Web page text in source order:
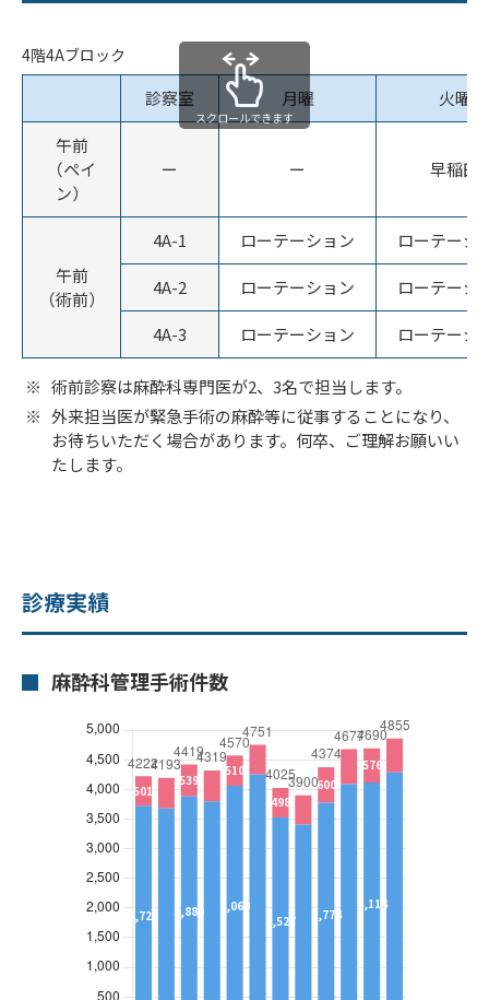
4階4Aブロック
診察室 月曜 火曜
午前
（ペイ
ン）
ー ー 早稲田
午前
（術前）
4A-1 ローテーション ローテーシ
4A-2 ローテーション ローテーシ
4A-3 ローテーション ローテーシ
スクロールできます
術前診察は麻酔科専門医が2、3名で担当します。
外来担当医が緊急手術の麻酔等に従事することになり、
お待ちいただく場合があります。何卒、ご理解お願いい
たします。
診療実績
麻酔科管理手術件数